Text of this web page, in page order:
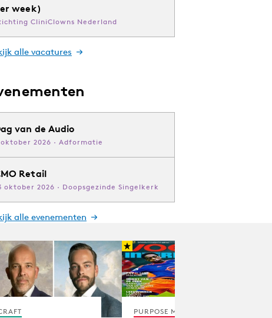
week)
CliniClowns Nederland
alle vacatures
van de Audio
2026 · Adformatie
Retail
oktober 2026 · Doopsgezinde Singelkerk
alle evenementen
PURPOSE MARKETING